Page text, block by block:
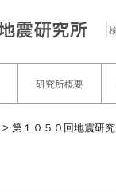
研究所概要
第１０５０回地震研